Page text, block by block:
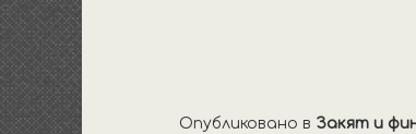
Опубликовано в Закят и